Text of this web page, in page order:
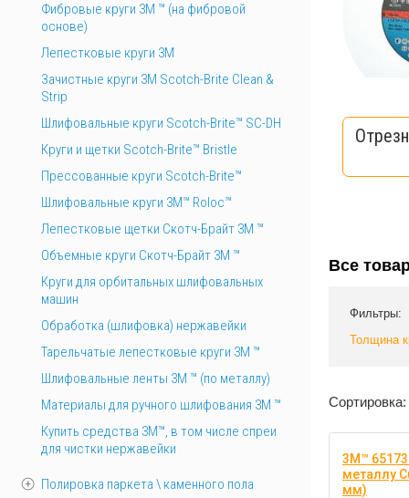
Все
Фильтры:
Толщина
Сортировка:
3M™
металлу
мм)
Фибровые круги 3М ™ (на фибровой
основе)
Лепестковые круги 3M
Зачистные круги 3М Scotch-Brite Clean &
Strip
Шлифовальные круги Scotch-Brite™ SC-DH
Круги и щетки Scotch-Brite™ Bristle
Прессованные круги Scotch-Brite™
Шлифовальные круги 3M™ Roloc™
Лепестковые щетки Скотч-Брайт 3М ™
Объемные круги Скотч-Брайт 3M ™
Круги для орбитальных шлифовальных
машин
Обработка (шлифовка) нержавейки
Тарельчатые лепестковые круги 3М ™
Шлифовальные ленты 3M ™ (по металлу)
Материалы для ручного шлифования 3М ™
Купить средства 3М™, в том числе спреи
для чистки нержавейки
Полировка паркета \ каменного пола